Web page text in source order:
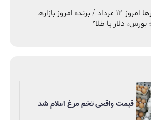
نبض بازارها امروز ۱۲ مرداد / برنده امروز بازارها
دلار یا طلا؟
قیمت واقعی تخم مرغ اعلام شد